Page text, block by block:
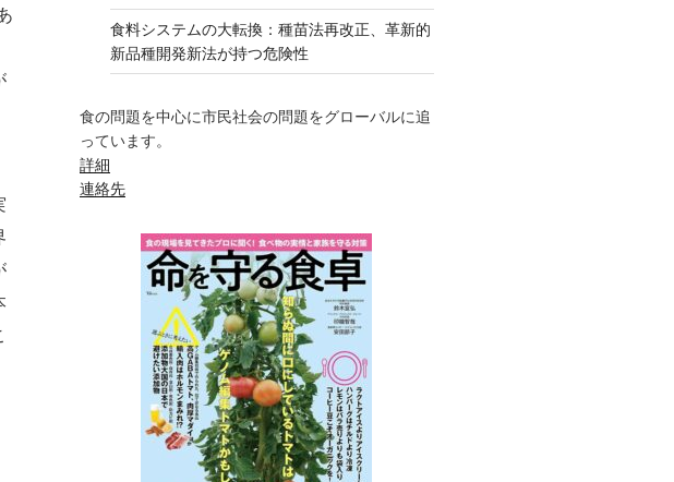
食料システムの大転換：種苗法再改正、革新的
新品種開発新法が持つ危険性
食の問題を中心に市民社会の問題をグローバルに追
っています。
詳細
連絡先